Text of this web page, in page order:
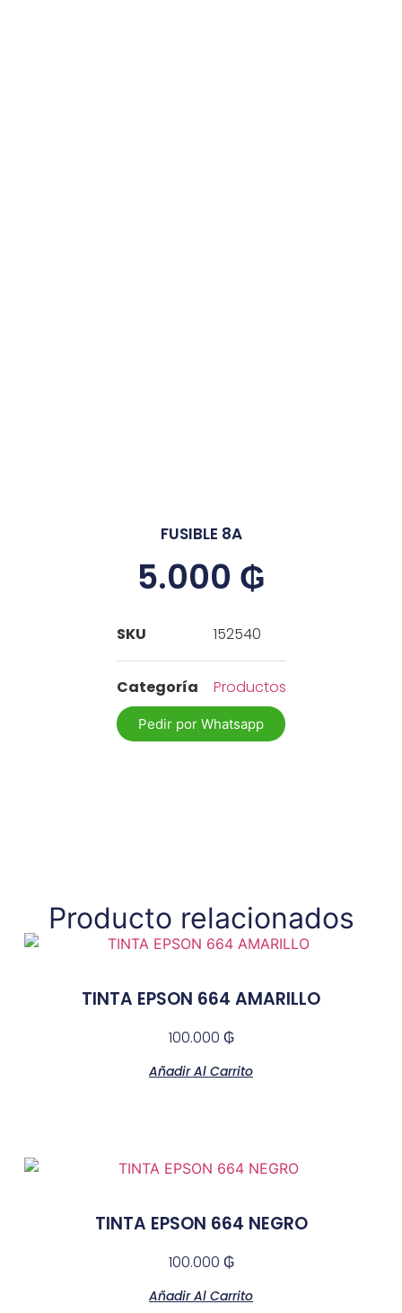
FUSIBLE 8A
5.000 ₲
SKU 152540
Categoría Productos
Pedir por Whatsapp
Producto relacionados
TINTA EPSON 664 AMARILLO
100.000 ₲
Añadir Al Carrito
TINTA EPSON 664 NEGRO
100.000 ₲
Añadir Al Carrito